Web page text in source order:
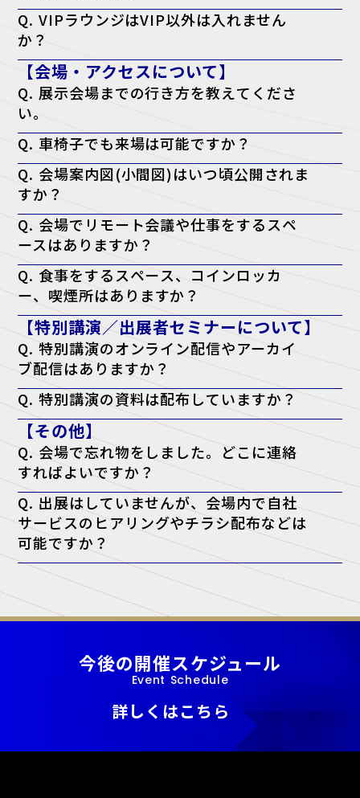
ている方が対象となります。
Q. VIPラウンジはVIP以外は入れません
か？
A. はい。ただし、VIPの同行者の方はご一緒に利用される場合のみ可能
です。
【会場・アクセスについて】
Q. 展示会場までの行き方を教えてくださ
い。
A. アクセスページよりご確認ください。
アクセスページはこちら
Q. 車椅子でも来場は可能ですか？
A. はい、可能です。会場内はバリアフリー対応となっております。
Q. 会場案内図(小間図)はいつ頃公開されま
すか？
A. 開催日の前週に、公式サイトにて公開予定です。
Q. 会場でリモート会議や仕事をするスペ
ースはありますか？
A. はい。会場内に無料の「テレワークラウンジ」をご用意しておりま
すので、そちらをご利用ください。
Q. 食事をするスペース、コインロッカ
ー、喫煙所はありますか？
A. はい。会場となる施設内に、飲食店・コンビニ・コインロッカー・
喫煙所がございます。詳しくは会場施設のウェブサイトをご確認くださ
い。【特別講演／出展者セミナーについて】
Q. 特別講演のオンライン配信やアーカイ
ブ配信はありますか？
A. 申し訳ございませんが、配信は行っておりません。当日、現地会場
でのご聴講のみとなります。
Q. 特別講演の資料は配布していますか？
A. 原則として資料配布は行っておりません。ただし、チケットに「資
料配布対象」と記載がある講演に限り、アンケート回答者へ配布いたし
ます。（※講師の都合により配布できない場合もございます）
【その他】
Q. 会場で忘れ物をしました。どこに連絡
すればよいですか？
A. 忘れ物に関しては、会場となった施設へ直接お問い合わせをお願い
いたします。
Q. 出展はしていませんが、会場内で自社
サービスのヒアリングやチラシ配布などは
可能ですか？
A. 当展示会では、正規出展者様以外の許可のない営業・宣伝活動を一
切禁止しております。
今後の開催スケジュール
Event Schedule
詳しくはこちら